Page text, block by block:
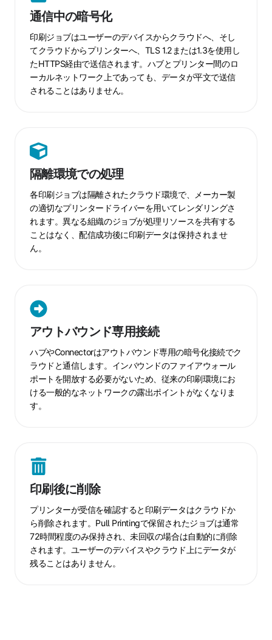
通信中の暗号化
印刷ジョブはユーザーのデバイスからクラウドへ、そし
てクラウドからプリンターへ、TLS 1.2または1.3を使用し
たHTTPS経由で送信されます。ハブとプリンター間のロ
ーカルネットワーク上であっても、データが平文で送信
されることはありません。
信
中
の
暗
号
化
隔離環境での処理
各印刷ジョブは隔離されたクラウド環境で、メーカー製
の適切なプリンタードライバーを用いてレンダリングさ
れます。異なる組織のジョブが処理リソースを共有する
ことはなく、配信成功後に印刷データは保持されませ
ん。
隔
環
境
で
の
処
理
アウトバウンド専用接続
ハブやConnectorはアウトバウンド専用の暗号化接続でク
ラウドと通信します。インバウンドのファイアウォール
ポートを開放する必要がないため、従来の印刷環境にお
ける一般的なネットワークの露出ポイントがなくなりま
す。
ア
ト
バ
ウ
ン
ド
専
印刷後に削除
プリンターが受信を確認すると印刷データはクラウドか
ら削除されます。Pull Printingで保留されたジョブは通常
72時間程度のみ保持され、未回収の場合は自動的に削除
されます。ユーザーのデバイスやクラウド上にデータが
残ることはありません。
印
刷
後
に
削
除